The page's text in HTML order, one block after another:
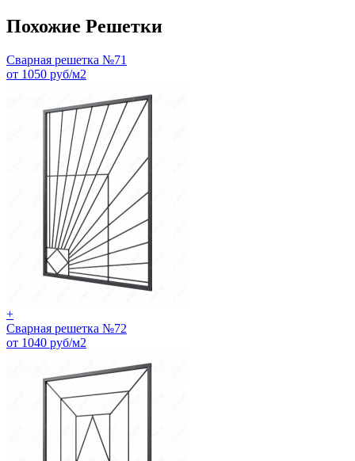
Похожие Решетки
Сварная решетка №71
от 1050 руб/м2
+
Сварная решетка №72
от 1040 руб/м2